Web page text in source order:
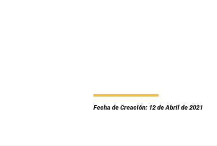
Fecha de Creación: 12 de Abril de 2021